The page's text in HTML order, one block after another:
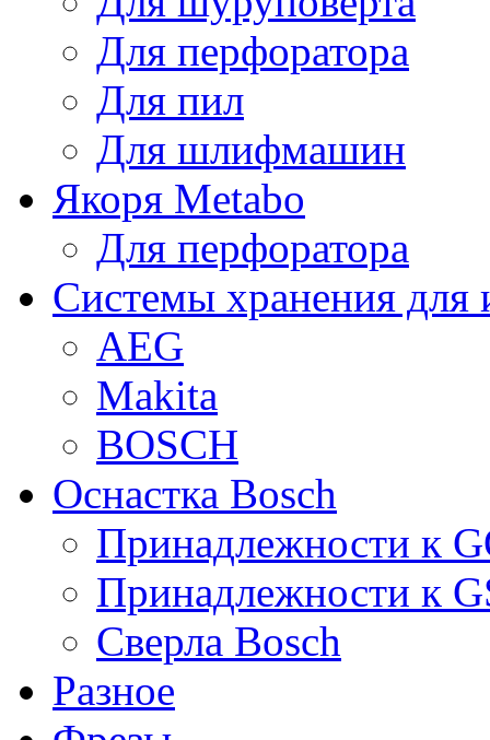
Для перфоратора
Для пил
Для шлифмашин
Якоря Metabo
Для перфоратора
Системы хранения для
AEG
Makita
BOSCH
Оснастка Bosch
Принадлежности к
Принадлежности к
Сверла Bosch
Разное